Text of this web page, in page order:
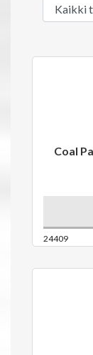
Coal
24409